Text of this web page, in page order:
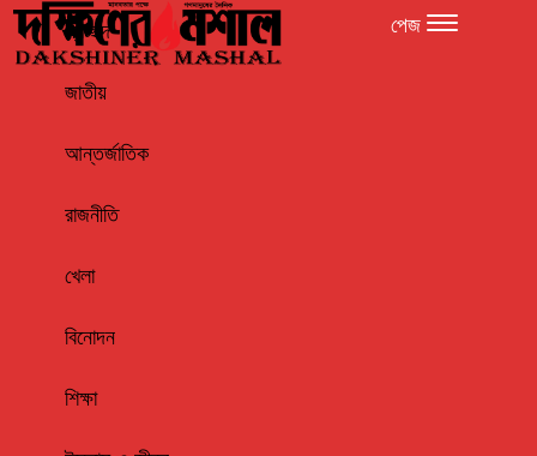
প্রচ্ছদ
জাতীয়
আন্তর্জাতিক
রাজনীতি
খেলা
বিনোদন
শিক্ষা
পেজ